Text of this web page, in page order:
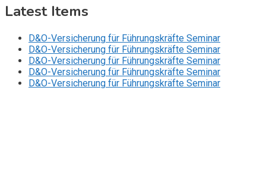
Latest Items
D&O-Versicherung für Führungskräfte Seminar
D&O-Versicherung für Führungskräfte Seminar
D&O-Versicherung für Führungskräfte Seminar
D&O-Versicherung für Führungskräfte Seminar
D&O-Versicherung für Führungskräfte Seminar